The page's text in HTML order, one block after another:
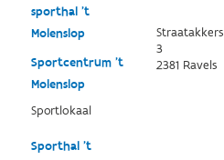
sporthal 't
Molenslop
Sportcentrum 't
Molenslop
Sportlokaal
Straatakkers
3
2381 Ravels
Sporthal 't